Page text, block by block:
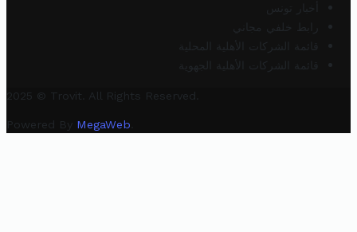
أخبار تونس
رابط خلفي مجاني
قائمة الشركات الأهلية المحلية
قائمة الشركات الأهلية الجهوية
2025 © Trovit. All Rights Reserved.
Powered By MegaWeb